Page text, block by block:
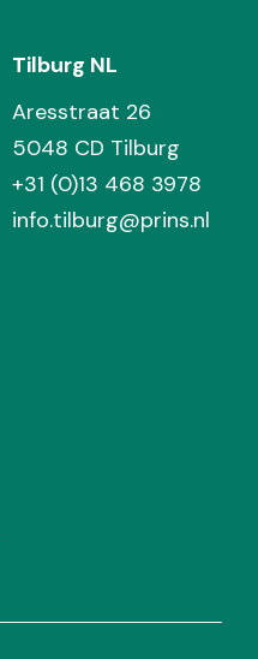
Tilburg NL
Aresstraat 26
5048 CD Tilburg
+31 (0)13 468 3978
info.tilburg@prins.nl